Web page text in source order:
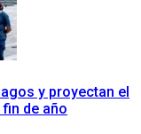
y proyectan el
de año